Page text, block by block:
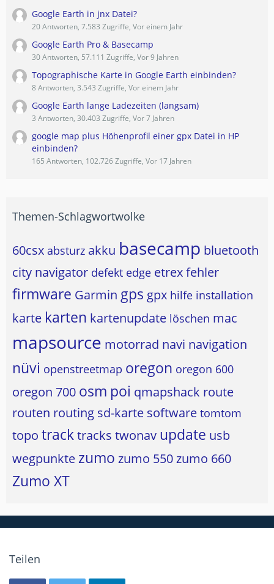
Google Earth in jnx Datei?
20 Antworten, 7.583 Zugriffe, Vor einem Jahr
Google Earth Pro & Basecamp
30 Antworten, 57.111 Zugriffe, Vor 9 Jahren
Topographische Karte in Google Earth einbinden?
8 Antworten, 3.543 Zugriffe, Vor einem Jahr
Google Earth lange Ladezeiten (langsam)
3 Antworten, 30.403 Zugriffe, Vor 7 Jahren
google map plus Höhenprofil einer gpx Datei in HP
einbinden?
165 Antworten, 102.726 Zugriffe, Vor 17 Jahren
Themen-Schlagwortwolke
60csx absturz akku basecamp bluetooth
city navigator defekt edge etrexfehler
firmware Garmin gps gpx hilfe installation
karte karten kartenupdate löschen mac
mapsource motorrad navi navigation
nüvi openstreetmap oregon oregon 600
oregon 700 osm poi qmapshack route
routen routing sd-karte software tomtom
topo tracktracks twonav update usb
wegpunkte zumo zumo 550zumo 660
Zumo XT
Teilen